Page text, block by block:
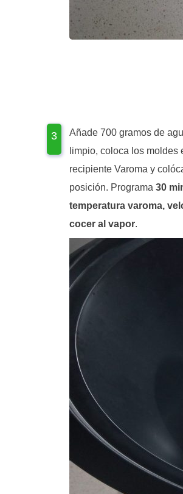
Añade 700 gramos de
limpio, coloca los moldes
recipiente Varoma y
posición. Programa 30
temperatura varoma,
cocer al vapor.